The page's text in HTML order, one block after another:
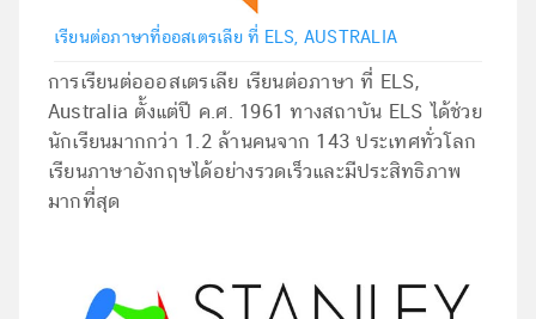
เรียนต่อภาษาที่ออสเตรเลีย ที่ ELS, AUSTRALIA
การเรียนต่อออสเตรเลีย เรียนต่อภาษา ที่ ELS,
Australia ตั้งแต่ปี ค.ศ. 1961 ทางสถาบัน ELS ได้ช่วย
นักเรียนมากกว่า 1.2 ล้านคนจาก 143 ประเทศทั่วโลก
เรียนภาษาอังกฤษได้อย่างรวดเร็วและมีประสิทธิภาพ
มากที่สุด